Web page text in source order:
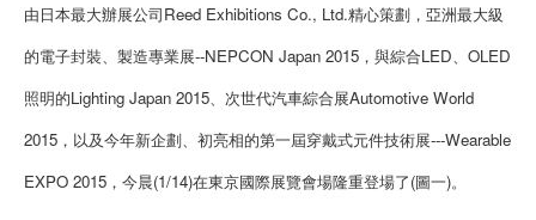
由日本最大辦展公司Reed Exhibitions Co., Ltd.精心策劃，亞洲最大級
的電子封裝、製造專業展--NEPCON Japan 2015，與綜合LED、OLED
照明的Lighting Japan 2015、次世代汽車綜合展Automotive World
2015，以及今年新企劃、初亮相的第一屆穿戴式元件技術展---Wearable
EXPO 2015，今晨(1/14)在東京國際展覽會場隆重登場了(圖一)。